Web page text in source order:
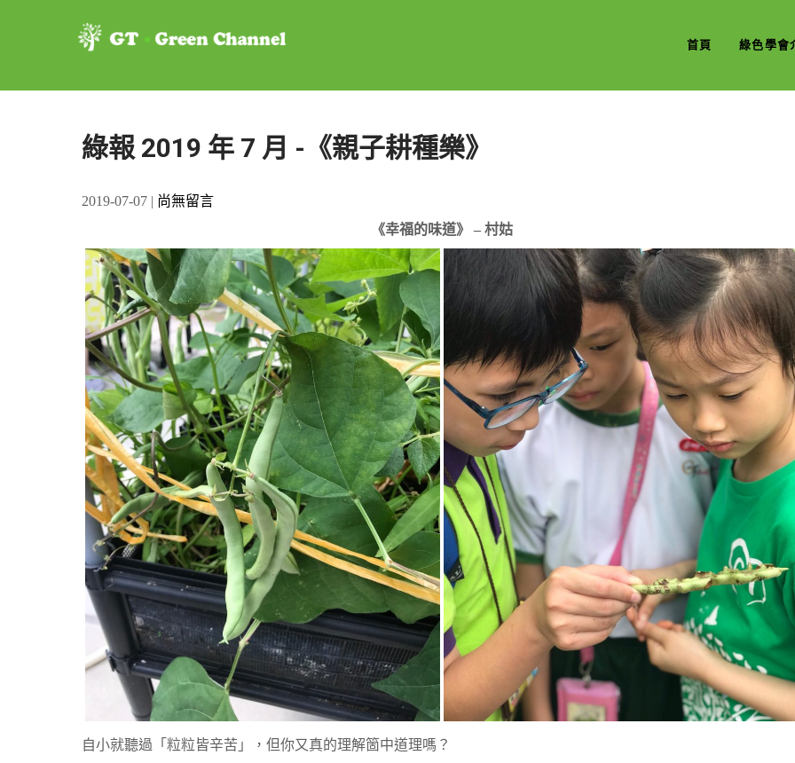
優才書院 – 綠色學會
首頁 綠色學會
綠報 2019 年 7 月 -《親子耕種樂》
2019-07-07 | 尚無留言
《幸福的味道》 – 村姑
自小就聽過「粒粒皆辛苦」，但你又真的理解箇中道理嗎？